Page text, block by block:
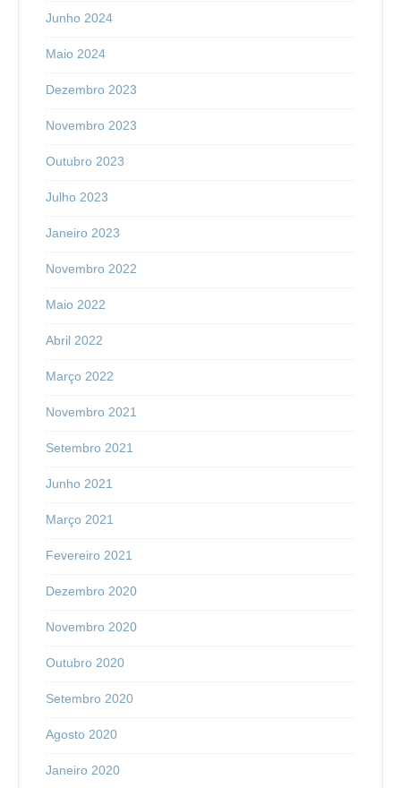
Junho 2024
Maio 2024
Dezembro 2023
Novembro 2023
Outubro 2023
Julho 2023
Janeiro 2023
Novembro 2022
Maio 2022
Abril 2022
Março 2022
Novembro 2021
Setembro 2021
Junho 2021
Março 2021
Fevereiro 2021
Dezembro 2020
Novembro 2020
Outubro 2020
Setembro 2020
Agosto 2020
Janeiro 2020